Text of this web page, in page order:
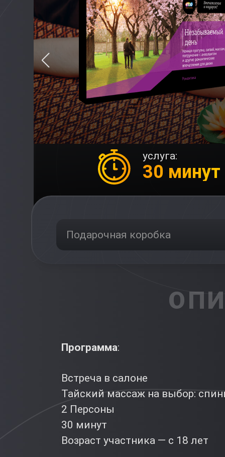
услуга:
30 минут
Подарочная коробка
Программа:
Встреча в салоне
Тайский массаж на выбор:
2 Персоны
30 минут
Возраст участника — с 18 лет